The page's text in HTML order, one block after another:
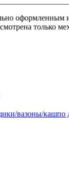
оформленным
только
вазоны/кашпо